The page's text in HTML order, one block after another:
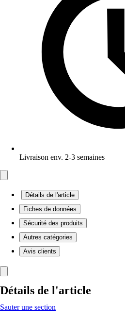
Livraison env. 2-3 semaines
Détails de l'article
Fiches de données
Sécurité des produits
Autres catégories
Avis clients
Détails de l'article
Sauter une section